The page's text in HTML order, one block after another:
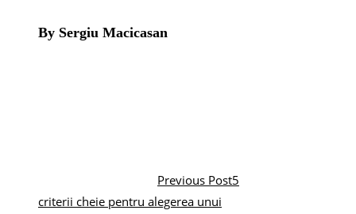
By Sergiu Macicasan
Previous Post5
criterii cheie pentru alegerea unui